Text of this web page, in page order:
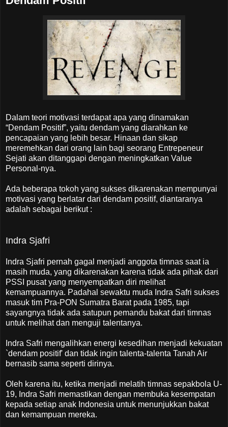
Dalam teori motivasi terdapat apa yang dinamakan
“Dendam Positif”, yaitu dendam yang diarahkan ke
pencapaian yang lebih besar. Hinaan dan sikap
meremehkan dari orang lain bagi seorang Entrepeneur
Sejati akan ditanggapi dengan meningkatkan Value
Personal-nya.
Ada beberapa tokoh yang sukses dikarenakan mempunyai
motivasi yang berlatar dari dendam positif, diantaranya
adalah sebagai berikut :
Indra Sjafri
Indra Sjafri pernah gagal menjadi anggota timnas saat ia
masih muda, yang dikarenakan karena tidak ada pihak dari
PSSI pusat yang menyempatkan diri melihat
kemampuannya. Padahal sewaktu muda Indra Safri sukses
masuk tim Pra-PON Sumatra Barat pada 1985, tapi
sayangnya tidak ada satupun pemandu bakat dari timnas
untuk melihat dan menguji talentanya.
Indra Safri mengalihkan energi kesedihan menjadi kekuatan
`dendam positif' dan tidak ingin talenta-talenta Tanah Air
bernasib sama seperti dirinya.
Oleh karena itu, ketika menjadi melatih timnas sepakbola U-
19, Indra Safri memastikan dengan membuka kesempatan
kepada setiap anak Indonesia untuk menunjukkan bakat
dan kemampuan mereka.